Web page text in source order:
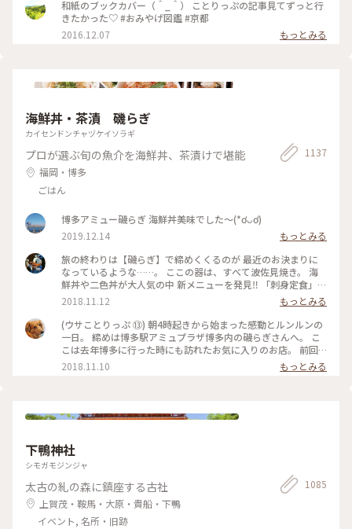
で4月も最終日。 過ぎ行く春を名残惜しみ 桜のお香をたきまし
た･:*:･(*´ｴ｀*)･:*:･ 🌸桜だけど 白檀の香りです😆 🐱にゃんこ
のお香立てを見せたかったの〜😜 * 我慢がまんの連休ですが
ども教えていただきました〜😍 Webショップでも買えます
⤵︎ ︎下のスポットから ことりっぷさんの記事がご覧になれます
よ😊 * #花を愉しむ #ことりっぷ京都 #京都 #和紙 #彩り文様香
#包み香 #和詩倶楽部 #わしくらぶ #お土産 #おみやげ #おみや
げ図鑑 #お香 #白檀 #和紙 #こもりっぷ仙台 #カメラ #カメラ初
心者🔰 #fumitubu
和紙のブックカバー（＾_＾） ことりっぷの記事見てずっと行
きたかった♡ #おみやげ図鑑 #京都
2016.12.07
もっとみる
海鮮丼・茶漬 磯らぎ
カイセンドンチャヅケイソラギ
プロが選ぶ旬の魚介を海鮮丼、茶漬けで堪能
福岡・博多
ごはん
1137
博多アミュー磯らぎ 海鮮丼美味でした〜(*ơᴗơ)
2019.12.14
もっとみる
旅の終わりは【磯らぎ】で締めくくるのが 最近のお決まりに
なっているような……。 ここの器は、すべて波佐見焼き。 海
鮮丼や二色丼が大人気の中 新メニューを発見‼️ 「刺身定食」と
一般的に使われる名前ですが、運ばれてきたものを見ると
✨✨✨ お洒落な感じでテンションUP⤴️⤴️ 新鮮なお刺身を、特
製ゴマだれや、甘口九州醤油、辛口関東醤油で食べたり、ごは
んに乗っけてあご出汁をかけたり……。 大好きなユーザーさん
と…… 別れづらいせいか、おしゃべりしながら時間をかけて少
しずつ少しずついただきました。 定食で出されたお茶碗、湯
呑み、お箸、ゴマだれ、ゴボウ茶など購入することができま
2018.11.12
もっとみる
(ウサことりっぷ ⑬) 朝4時起きから始まった感動とルンルンの
一日。 締めは博多駅アミュプラザ博多内の磯らぎさんへ。 こ
こは去年博多に行った時にも訪れたお気に入りのお店。 前回
はユーザーさんの投稿を見て行ったのですが、今回はその投稿
者ご本人とご一緒させて頂きました☺️ 混んでいたので窓際で
8種の盛り合わせを、まずはそのまま薬味やタレで楽しみ。。
出してくれるごぼう茶もgooです。 2日間ずっとドライバー、
ガイドをしてくださったnaonaoaromaさん。 久留米から博多
まで、一緒に夕飯を食べる為に来てくれました。 感謝、感謝
の楽しかった2日間もあっという間に過ぎ このあとは涙のお別
れが待っていました😢 また必ずお会いしましょう✨ (11月3日
撮影) #感動の旅 #お気に入りのお店 #2日間ありがとう
2018.11.10 もっとみる
下鴨神社
シモガモジンジャ
太古の糺の森に鎮座する古社
上賀茂・鞍馬・大原・貴船・下鴨
イベント, 名所・旧跡
1085